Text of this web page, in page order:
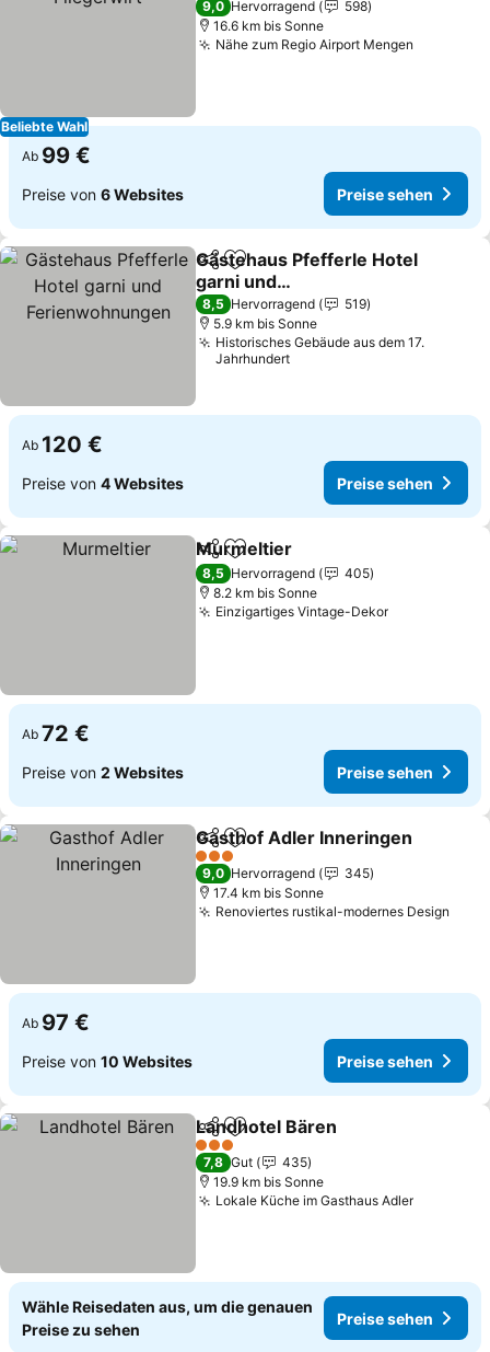
Beliebte Wahl
9,0 Hervorragend
598
16.6 km bis Sonne
Nähe zum Regio Airport Mengen
Ab 99 €
Preise von 6 Websites Preise sehen
TeilenZu Favoriten hinzufügen
Gästehaus Pfefferle Hotel
garni und
Ferienwohnungen
Preise sehen
8,5 Hervorragend
519
5.9 km bis Sonne
Historisches Gebäude aus dem 17.
Jahrhundert
Ab 120 €
Preise von 4 Websites Preise sehen
TeilenZu Favoriten hinzufügen
Murmeltier
8,5 Hervorragend
405
8.2 km bis Sonne
Einzigartiges Vintage-DekorPreise
Ab 72 €
Preise von 2 Websites Preise sehen
TeilenZu Favoriten hinzufügen
Gasthof Adler Inneringen
3 Sterne
9,0 Hervorragend
345
17.4 km bis Sonne
Renoviertes rustikal-modernes Design
Ab 97 €
Preise von 10 Websites Preise sehen
TeilenZu Favoriten hinzufügen
Landhotel Bären
3 Sterne
7,8 Gut
435
19.9 km bis Sonne
Lokale Küche im Gasthaus AdlerPreise
Wähle Reisedaten aus, um die genauen
Preise zu sehen
Preise sehen